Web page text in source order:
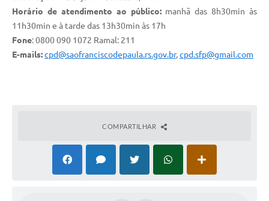
Jornal
SIC
AUDIÊNCIA PÚBLICA - PLANEJA-URB 01
Inscrições - Estagiário
Horário de atendimento ao público:manhã das 8h30min às
11h30min e à tarde das 13h30min às 17h
Fone: 0800 090 1072 Ramal: 211
E-mails:cpd@saofranciscodepaula.rs.gov.br,cpd.sfp@gmail.com
COMPARTILHAR